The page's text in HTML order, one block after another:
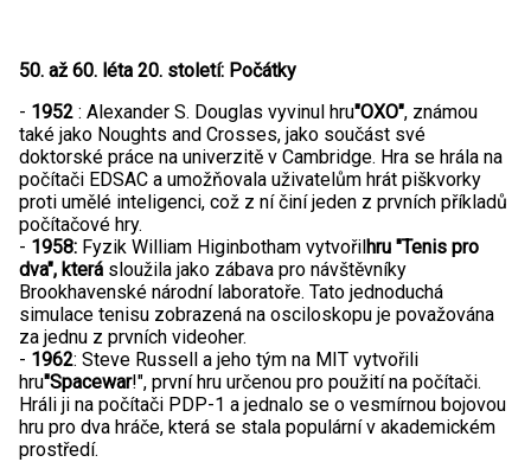
50. až 60. léta 20. století: Počátky
- 1952 : Alexander S. Douglas vyvinul hru"OXO", známou
také jako Noughts and Crosses, jako součást své
doktorské práce na univerzitě v Cambridge. Hra se hrála na
počítači EDSAC a umožňovala uživatelům hrát piškvorky
proti umělé inteligenci, což z ní činí jeden z prvních příkladů
počítačové hry.
- 1958: Fyzik William Higinbotham vytvořilhru "Tenis pro
dva", která sloužila jako zábava pro návštěvníky
Brookhavenské národní laboratoře. Tato jednoduchá
simulace tenisu zobrazená na osciloskopu je považována
za jednu z prvních videoher.
- 1962: Steve Russell a jeho tým na MIT vytvořili
hru"Spacewar!", první hru určenou pro použití na počítači.
Hráli ji na počítači PDP-1 a jednalo se o vesmírnou bojovou
hru pro dva hráče, která se stala populární v akademickém
prostředí.